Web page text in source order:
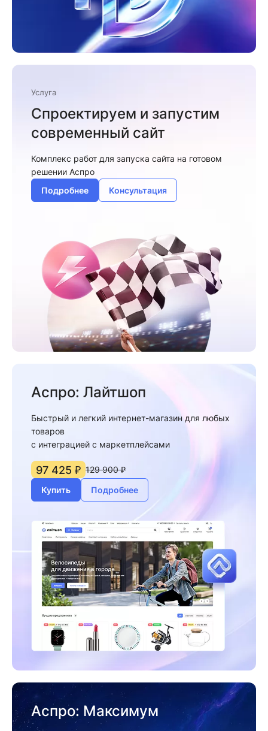
Услуга
Спроектируем и запустим
современный сайт
Комплекс работ для запуска сайта на готовом
решении Аспро
Подробнее
Консультация
Аспро: Лайтшоп
Быстрый и легкий интернет-магазин для любых
товаров
c интеграцией с маркетплейсами
97 425 ₽ 129 900 ₽
Купить
Подробнее
Аспро: Максимум